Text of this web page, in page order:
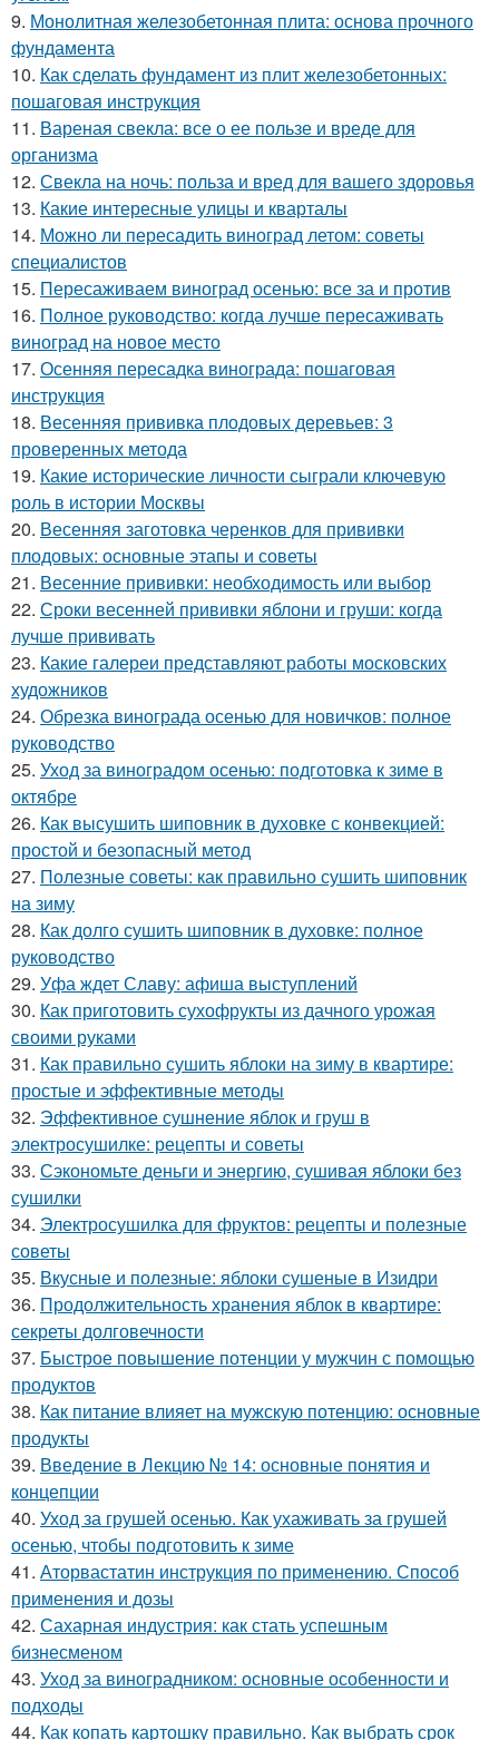
9. Монолитная железобетонная плита: основа прочного
фундамента
10. Как сделать фундамент из плит железобетонных:
пошаговая инструкция
11. Вареная свекла: все о ее пользе и вреде для
организма
12. Свекла на ночь: польза и вред для вашего здоровья
13. Какие интересные улицы и кварталы
14. Можно ли пересадить виноград летом: советы
специалистов
15. Пересаживаем виноград осенью: все за и против
16. Полное руководство: когда лучше пересаживать
виноград на новое место
17. Осенняя пересадка винограда: пошаговая
инструкция
18. Весенняя прививка плодовых деревьев: 3
проверенных метода
19. Какие исторические личности сыграли ключевую
роль в истории Москвы
20. Весенняя заготовка черенков для прививки
плодовых: основные этапы и советы
21. Весенние прививки: необходимость или выбор
22. Сроки весенней прививки яблони и груши: когда
лучше прививать
23. Какие галереи представляют работы московских
художников
24. Обрезка винограда осенью для новичков: полное
руководство
25. Уход за виноградом осенью: подготовка к зиме в
октябре
26. Как высушить шиповник в духовке с конвекцией:
простой и безопасный метод
27. Полезные советы: как правильно сушить шиповник
на зиму
28. Как долго сушить шиповник в духовке: полное
руководство
29. Уфа ждет Славу: афиша выступлений
30. Как приготовить сухофрукты из дачного урожая
своими руками
31. Как правильно сушить яблоки на зиму в квартире:
простые и эффективные методы
32. Эффективное сушнение яблок и груш в
электросушилке: рецепты и советы
33. Сэкономьте деньги и энергию, сушивая яблоки без
сушилки
34. Электросушилка для фруктов: рецепты и полезные
советы
35. Вкусные и полезные: яблоки сушеные в Изидри
36. Продолжительность хранения яблок в квартире:
секреты долговечности
37. Быстрое повышение потенции у мужчин с помощью
продуктов
38. Как питание влияет на мужскую потенцию: основные
продукты
39. Введение в Лекцию № 14: основные понятия и
концепции
40. Уход за грушей осенью. Как ухаживать за грушей
осенью, чтобы подготовить к зиме
41. Аторвастатин инструкция по применению. Способ
применения и дозы
42. Сахарная индустрия: как стать успешным
бизнесменом
43. Уход за виноградником: основные особенности и
подходы
44. Как копать картошку правильно. Как выбрать срок